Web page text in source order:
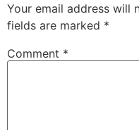
Your email address will
fields are marked *
Comment *